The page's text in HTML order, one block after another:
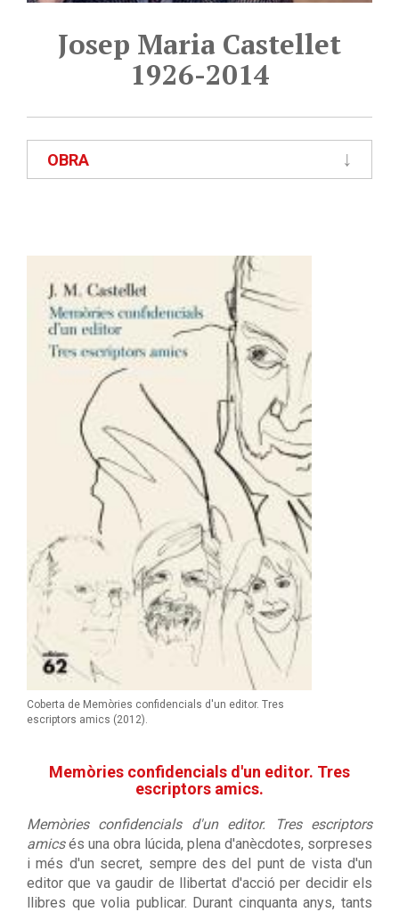
Josep Maria Castellet
1926-2014
OBRA
Coberta de Memòries confidencials d'un editor. Tres
escriptors amics (2012).
Memòries confidencials d'un editor. Tres
escriptors amics.
Memòries confidencials d'un editor. Tres escriptors
amicsés una obra lúcida, plena d'anècdotes, sorpreses
i més d'un secret, sempre des del punt de vista d'un
editor que va gaudir de llibertat d'acció per decidir els
llibres que volia publicar. Durant cinquanta anys, tants